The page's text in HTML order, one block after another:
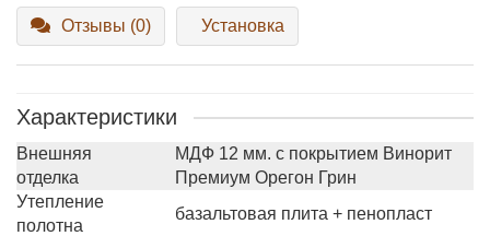
Отзывы (0) Установка
Характеристики
Внешняя
отделка
МДФ 12 мм. с покрытием Винорит
Премиум Орегон Грин
Утепление
полотна
базальтовая плита + пенопласт